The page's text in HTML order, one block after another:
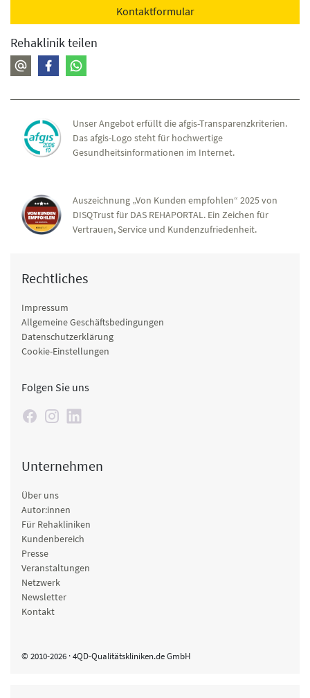
Suchttherapie, Qi Gong, bewegtes Entspannen, Diagnostik
(Demenzscreening / Depressionsskala / MMST)
Reha-Pflege
Einzeltherapie, Diabetesschulung, Pflege nach
Ernährung
Rehaklinik teilen
Kontaktformular
Unser Angebot erfüllt die afgis-Transparenzkriterien.
Das afgis-Logo steht für hochwertige
Gesundheitsinformationen im Internet.
Auszeichnung „Von Kunden empfohlen“ 2025 von
DISQTrust für DAS REHAPORTAL. Ein Zeichen für
Vertrauen, Service und Kundenzufriedenheit.
Rechtliches
Impressum
Allgemeine Geschäftsbedingungen
Datenschutzerklärung
Cookie-Einstellungen
Folgen Sie uns
Unternehmen
Über uns
Autor:innen
Für Rehakliniken
Kundenbereich
Presse
Veranstaltungen
Netzwerk
Newsletter
Kontakt
© 2010-2026 · 4QD-Qualitätskliniken.de GmbH